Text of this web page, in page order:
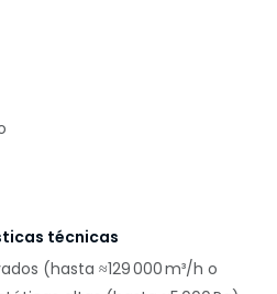
técnicas
(hasta ≈129 000 m³/h o